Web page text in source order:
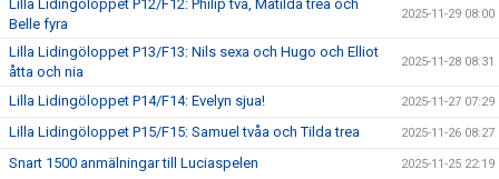
Lilla Lidingöloppet P12/F12: Philip två, Matilda trea och
Belle fyra
2025-11-29 08:00
Lilla Lidingöloppet P13/F13: Nils sexa och Hugo och Elliot
åtta och nia
2025-11-28 08:31
Lilla Lidingöloppet P14/F14: Evelyn sjua! 2025-11-27 07:29
Lilla Lidingöloppet P15/F15: Samuel tvåa och Tilda trea 2025-11-26 08:27
Snart 1500 anmälningar till Luciaspelen 2025-11-25 22:19